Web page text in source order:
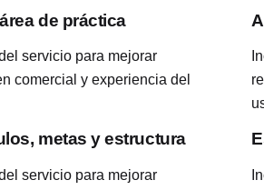
de práctica
servicio para mejorar
comercial y experiencia del
metas y estructura
servicio para mejorar